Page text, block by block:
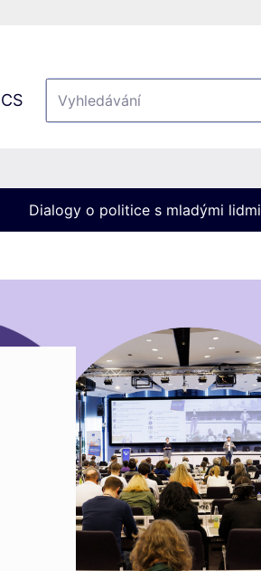
CS
Dialogy o politice s mladými lidmi